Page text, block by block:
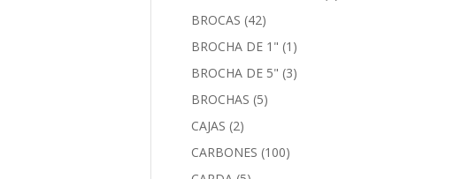
BROCAS (42)
BROCHA DE 1" (1)
BROCHA DE 5" (3)
BROCHAS (5)
CAJAS (2)
CARBONES (100)